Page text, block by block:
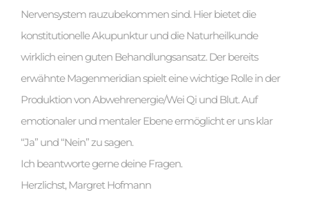
Nervensystem rauzubekommen sind. Hier bietet die
konstitutionelle Akupunktur und die Naturheilkunde
wirklich einen guten Behandlungsansatz. Der bereits
erwähnte Magenmeridian spielt eine wichtige Rolle in der
Produktion von Abwehrenergie/Wei Qi und Blut. Auf
emotionaler und mentaler Ebene ermöglicht er uns klar
“Ja” und “Nein” zu sagen.
Ich beantworte gerne deine Fragen.
Herzlichst, Margret Hofmann